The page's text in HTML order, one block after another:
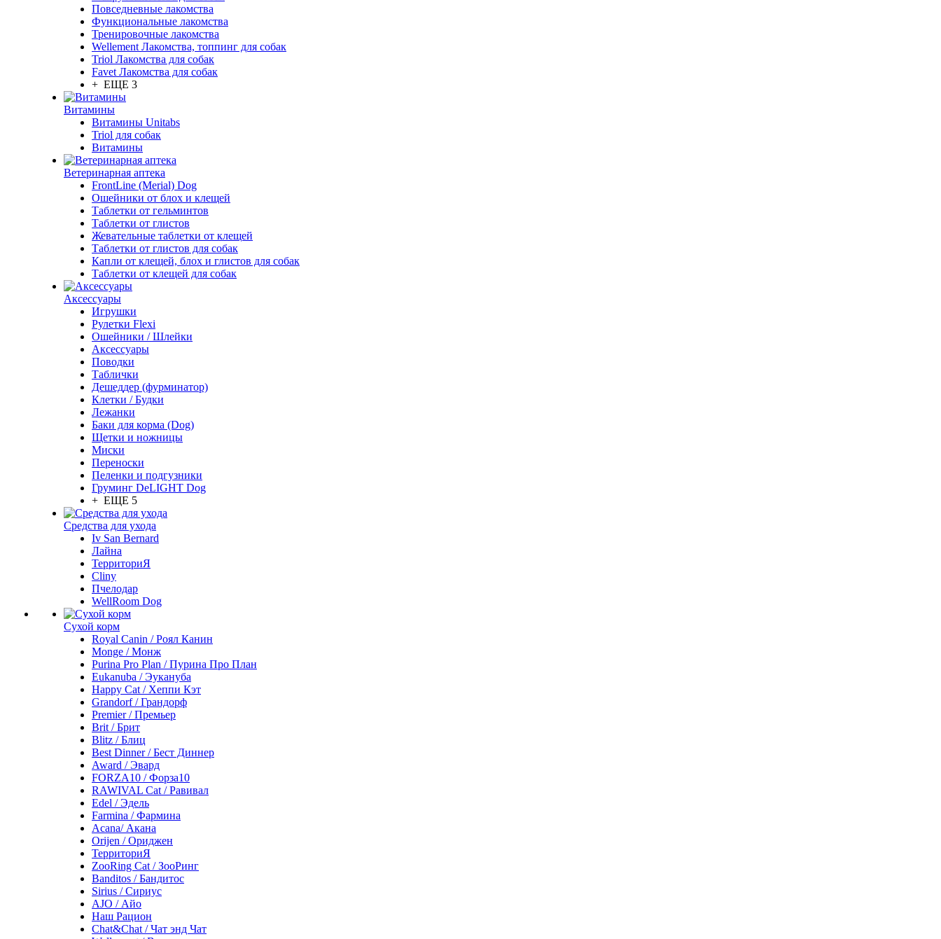
Повседневные лакомства
Функциональные лакомства
Тренировочные лакомства
Wellement Лакомства, топпинг для собак
Triol Лакомства для собак
Favet Лакомства для собак
+ ЕЩЕ 3
Витамины
Витамины Unitabs
Triol для собак
Витамины
Ветеринарная аптека
FrontLine (Merial) Dog
Ошейники от блох и клещей
Таблетки от гельминтов
Таблетки от глистов
Жевательные таблетки от клещей
Таблетки от глистов для собак
Капли от клещей, блох и глистов для собак
Таблетки от клещей для собак
Аксессуары
Игрушки
Рулетки Flexi
Ошейники / Шлейки
Аксессуары
Поводки
Таблички
Дешеддер (фурминатор)
Клетки / Будки
Лежанки
Баки для корма (Dog)
Щетки и ножницы
Миски
Переноски
Пеленки и подгузники
Груминг DeLIGHT Dog
+ ЕЩЕ 5
Средства для ухода
Iv San Bernard
Лайна
ТерриториЯ
Cliny
Пчелодар
WellRoom Dog
Сухой корм
Royal Canin / Роял Канин
Monge / Монж
Purina Pro Plan / Пурина Про План
Eukanuba / Эукануба
Happy Cat / Хеппи Кэт
Grandorf / Грандорф
Premier / Премьер
Brit / Брит
Blitz / Блиц
Best Dinner / Бест Диннер
Award / Эвард
FORZA10 / Форза10
RAWIVAL Cat / Равивал
Edel / Эдель
Farmina / Фармина
Acana/ Акана
Orijen / Ориджен
ТерриториЯ
ZooRing Cat / ЗооРинг
Banditos / Бандитос
Sirius / Сириус
AJO / Айо
Наш Рацион
Chat&Chat / Чат энд Чат